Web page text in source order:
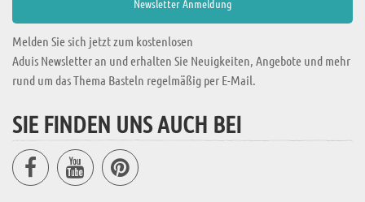
Melden Sie sich jetzt zum kostenlosen
Aduis Newsletter an und erhalten Sie Neuigkeiten, Angebote und mehr
rund um das Thema Basteln regelmäßig per E-Mail.
SIE FINDEN UNS AUCH BEI